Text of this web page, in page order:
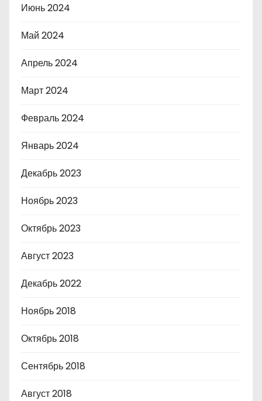
Июнь 2024
Май 2024
Апрель 2024
Март 2024
Февраль 2024
Январь 2024
Декабрь 2023
Ноябрь 2023
Октябрь 2023
Август 2023
Декабрь 2022
Ноябрь 2018
Октябрь 2018
Сентябрь 2018
Август 2018